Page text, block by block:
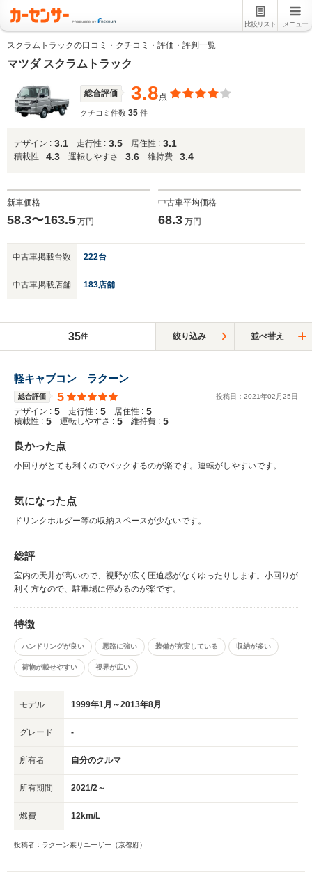
比較リスト メニュー
スクラムトラックの口コミ・クチコミ・評価・評判一覧
マツダ スクラムトラック
総合評価 3.8点
クチコミ件数 35 件
デザイン : 3.1 走行性 : 3.5 居住性 : 3.1
積載性 : 4.3 運転しやすさ : 3.6 維持費 : 3.4
新車価格
58.3〜163.5 万円
中古車平均価格
68.3万円
中古車掲載台数 222台
中古車掲載店舗 183店舗
35件 絞り込み 並べ替え
軽キャブコン ラクーン
総合評価 5 投稿日： 2021年02 月25日
デザイン : 5 走行性 : 5 居住性 : 5
積載性 : 5 運転しやすさ : 5 維持費 : 5
良かった点
小回りがとても利くのでバックするのが楽です。運転がしやすいです。
気になった点
ドリンクホルダー等の収納スペースが少ないです。
総評
室内の天井が高いので、視野が広く圧迫感がなくゆったりします。小回りが
利く方なので、駐車場に停めるのが楽です。
特徴
ハンドリングが良い 悪路に強い 装備が充実している 収納が多い
荷物が載せやすい 視界が広い
モデル 1999年1月～2013年8月
グレード -
所有者 自分のクルマ
所有期間 2021/2～
燃費 12km/L
投稿者：ラクーン乗りユーザー（京都府）